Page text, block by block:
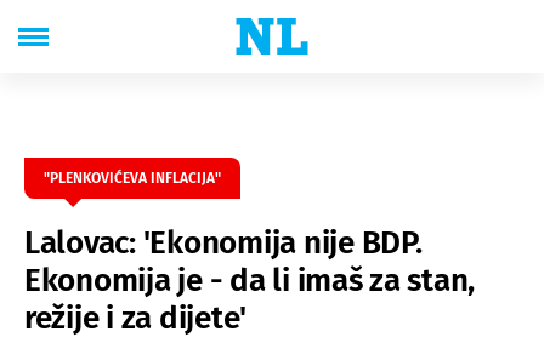
"PLENKOVIĆEVA INFLACIJA"
Lalovac: 'Ekonomija nije BDP.
Ekonomija je - da li imaš za stan,
režije i za dijete'